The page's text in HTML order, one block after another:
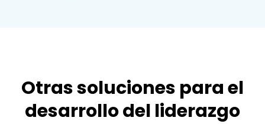
Otras soluciones para el
desarrollo del liderazgo